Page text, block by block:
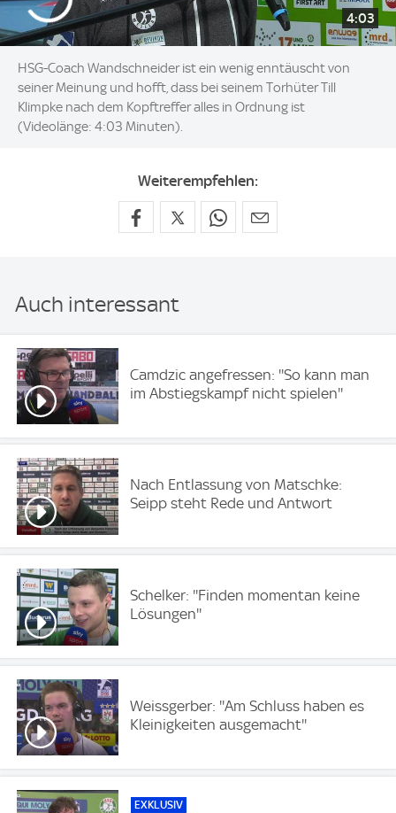
4:03
HSG-Coach Wandschneider ist ein wenig enntäuscht von
seiner Meinung und hofft, dass bei seinem Torhüter Till
Klimpke nach dem Kopftreffer alles in Ordnung ist
(Videolänge: 4:03 Minuten).
Weiterempfehlen:
Auch interessant
Camdzic angefressen: ''So kann man
im Abstiegskampf nicht spielen''
Nach Entlassung von Matschke:
Seipp steht Rede und Antwort
Schelker: ''Finden momentan keine
Lösungen''
Weissgerber: ''Am Schluss haben es
Kleinigkeiten ausgemacht''
EXKLUSIV